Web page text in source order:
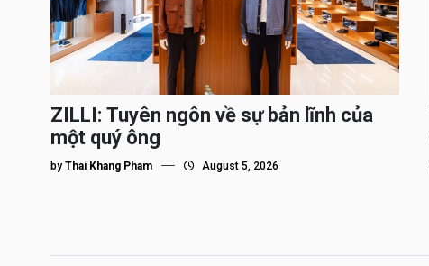
ZILLI: Tuyên ngôn về sự bản lĩnh của
một quý ông
by Thai Khang Pham August 5, 2026